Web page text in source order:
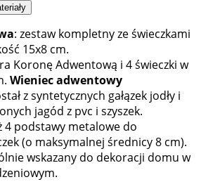
: zestaw kompletny ze świeczkami
15x8 cm.
Koronę Adwentową i 4 świeczki w
Wieniec adwentowy
z syntetycznych gałązek jodły i
jagód z pvc i szyszek.
4 podstawy metalowe do
(o maksymalnej średnicy 8 cm).
wskazany do dekoracji domu w